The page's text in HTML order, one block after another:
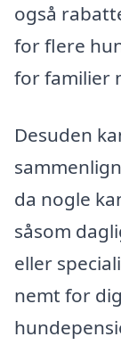
også
for flere
for familier
Desuden
da nogle
såsom
eller
nemt for